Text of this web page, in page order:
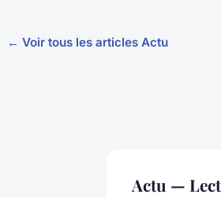
← Voir tous les articles Actu
Actu —